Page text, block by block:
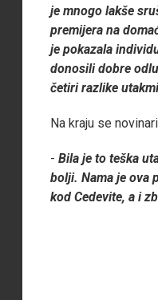
je mnogo lakše
premijera na
je pokazala
donosili dobre
četiri razlike
Na kraju se
-Bila je to teška
bolji. Nama je ova
kod Cedevite, a i